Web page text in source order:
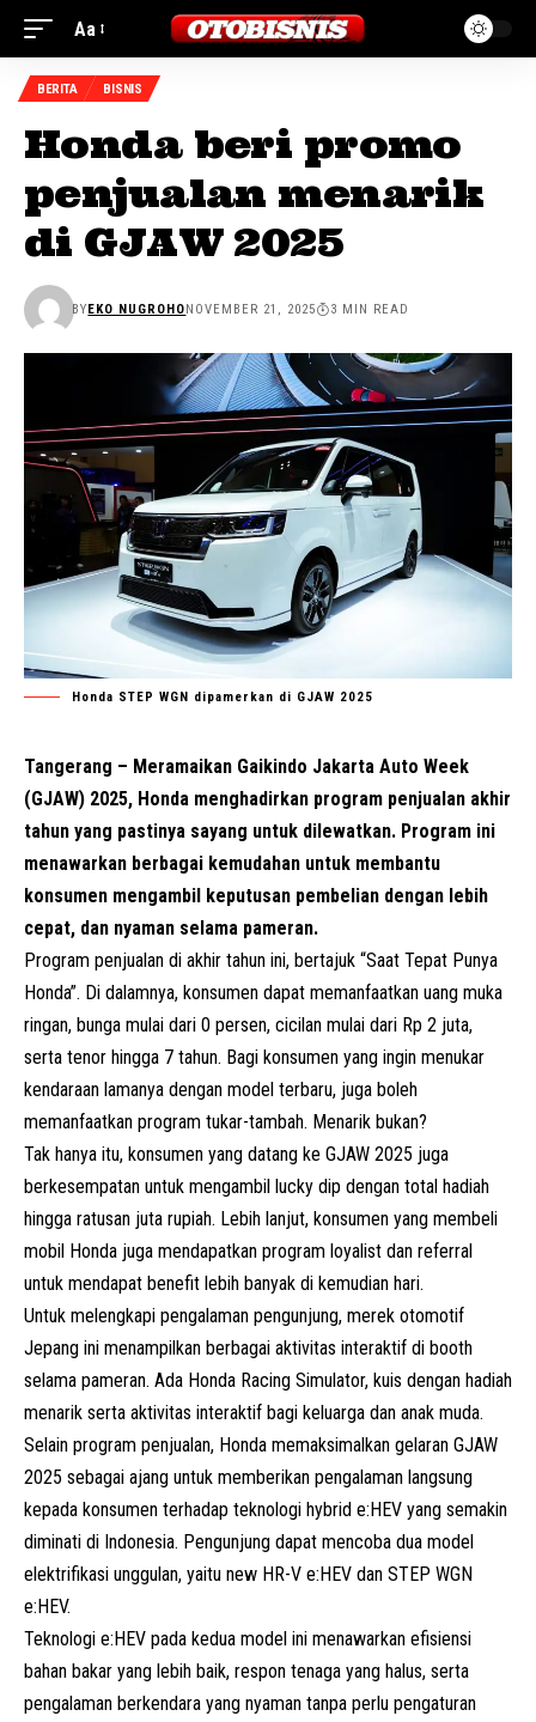
Aa
BERITA BISNIS
Honda beri promo
penjualan menarik
di GJAW 2025
BYEKO NUGROHONOVEMBER 21, 2025 3 MIN READ
Honda STEP WGN dipamerkan di GJAW 2025
Tangerang – Meramaikan Gaikindo Jakarta Auto Week
(GJAW) 2025, Honda menghadirkan program penjualan akhir
tahun yang pastinya sayang untuk dilewatkan. Program ini
menawarkan berbagai kemudahan untuk membantu
konsumen mengambil keputusan pembelian dengan lebih
cepat, dan nyaman selama pameran.
Program penjualan di akhir tahun ini, bertajuk “Saat Tepat Punya
Honda”. Di dalamnya, konsumen dapat memanfaatkan uang muka
ringan, bunga mulai dari 0 persen, cicilan mulai dari Rp 2 juta,
serta tenor hingga 7 tahun. Bagi konsumen yang ingin menukar
kendaraan lamanya dengan model terbaru, juga boleh
memanfaatkan program tukar-tambah. Menarik bukan?
Tak hanya itu, konsumen yang datang ke GJAW 2025 juga
berkesempatan untuk mengambil lucky dip dengan total hadiah
hingga ratusan juta rupiah. Lebih lanjut, konsumen yang membeli
mobil Honda juga mendapatkan program loyalist dan referral
untuk mendapat benefit lebih banyak di kemudian hari.
Untuk melengkapi pengalaman pengunjung, merek otomotif
Jepang ini menampilkan berbagai aktivitas interaktif di booth
selama pameran. Ada Honda Racing Simulator, kuis dengan hadiah
menarik serta aktivitas interaktif bagi keluarga dan anak muda.
Selain program penjualan, Honda memaksimalkan gelaran GJAW
2025 sebagai ajang untuk memberikan pengalaman langsung
kepada konsumen terhadap teknologi hybrid e:HEV yang semakin
diminati di Indonesia. Pengunjung dapat mencoba dua model
elektrifikasi unggulan, yaitu new HR-V e:HEV dan STEP WGN
e:HEV.
Teknologi e:HEV pada kedua model ini menawarkan efisiensi
bahan bakar yang lebih baik, respon tenaga yang halus, serta
pengalaman berkendara yang nyaman tanpa perlu pengaturan